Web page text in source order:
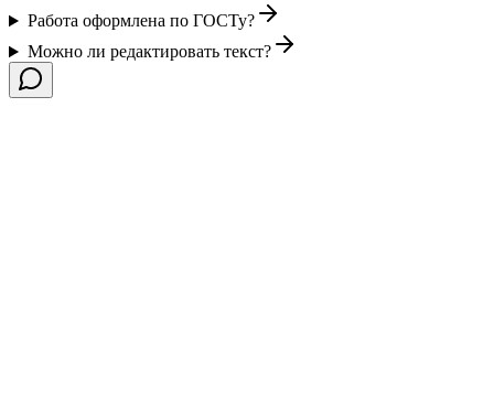
Работа оформлена по ГОСТу?
Можно ли редактировать текст?